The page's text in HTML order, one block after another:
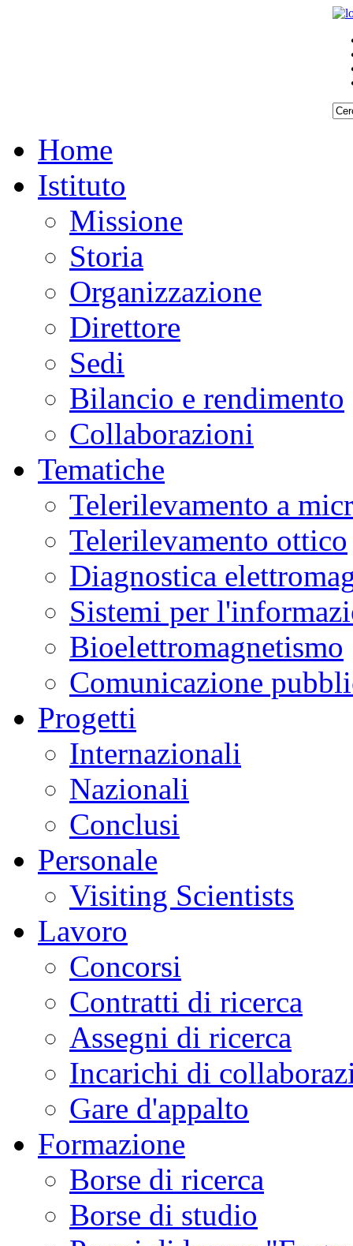
Home
Istituto
Missione
Storia
Organizzazione
Direttore
Sedi
Bilancio e rendimento
Collaborazioni
Tematiche
Telerilevamento a
Telerilevamento ottico
Diagnostica
Sistemi per
Bioelettromagnetismo
Comunicazione
Progetti
Internazionali
Nazionali
Conclusi
Personale
Visiting Scientists
Lavoro
Concorsi
Contratti di ricerca
Assegni di ricerca
Incarichi di
Gare d'appalto
Formazione
Borse di ricerca
Borse di studio